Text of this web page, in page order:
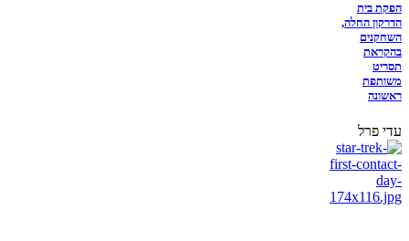
הפקת בית
הדרקון החלה,
השחקנים
בהקראת
תסריט
משותפת
ראשונה
עדי פרל